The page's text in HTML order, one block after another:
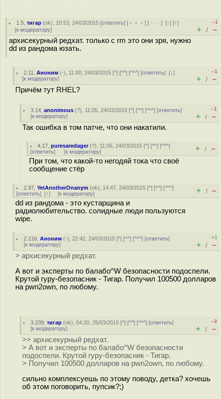
1.5 ,тигар (ok), 10:53, 24/03/2015 [ответить] [ ﹢﹢﹢] [ · · ·][↓] [↑]
[к модератору]
–1
+ / –
архисекурный редхат. только с rm это они зря, нужно
dd из рандома юзать.
2.11 ,Аноним (-), 11:00, 24/03/2015 [^] [^^] [^^^] [ответить][↓]
[к модератору]
–1
+ / –
Причём тут RHEL?
3.14 ,anonimous (?), 11:05, 24/03/2015 [^] [^^] [^^^] [ответить]
[к модератору]
–1
+ / –
Так ошибка в том патче, что они накатили.
4.17 ,puresaredager(?), 11:06, 24/03/2015 [^] [^^] [^^^]
[ответить] [к модератору] + / –
При том, что какой-то негодяй тока что своё
сообщение стёр
2.97 ,YetAnotherOnanym (ok), 14:47, 24/03/2015 [^] [^^] [^^^]
[ответить] [↑] [к модератору] + / –
dd из рандома - это кустарщина и
радиолюбительство. солидные люди пользуются
wipe.
2.216 ,Аноним (-), 22:42, 24/03/2015 [^] [^^] [^^^] [ответить]
[к модератору]
+1
+ / –
> архисекурный редхат.
А вот и эксперты по балабо^W безопасности подоспели.
Крутой гуру-безопасник - Тигар. Получил 100500 долларов
на pwn2own, по любому.
3.239 ,тигар (ok), 04:20, 25/03/2015 [^] [^^] [^^^] [ответить]
[к модератору]
–3
+ / –
>> архисекурный редхат.
> А вот и эксперты по балабо^W безопасности
подоспели. Крутой гуру-безопасник - Тигар.
> Получил 100500 долларов на pwn2own, по любому.
сильно комплексуешь по этому поводу, детка? хочешь
об этом поговорить, пупсик?;)